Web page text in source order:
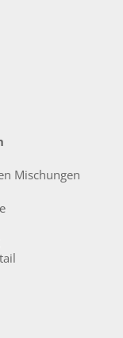
Mischungen